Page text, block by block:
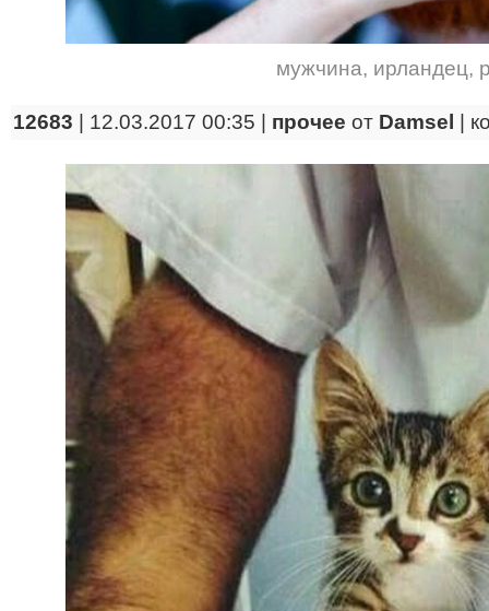
мужчина, ирландец,
12683 | 12.03.2017 00:35 | прочее от Damsel